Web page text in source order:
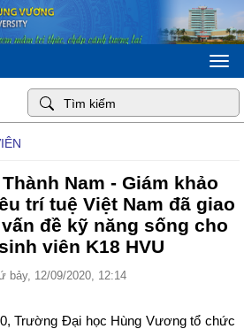
Nam - Giám khảo
trí tuệ Việt Nam đã giao
đề kỹ năng sống cho
viên K18 HVU
bảy, 12/09/2020, 12:14
Trường Đại học Hùng Vương tổ chức